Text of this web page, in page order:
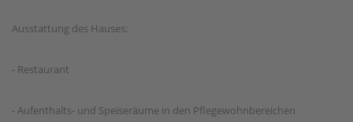
Ausstattung des Hauses:
- Restaurant
- Aufenthalts- und Speiseräume in den Pflegewohnbereichen